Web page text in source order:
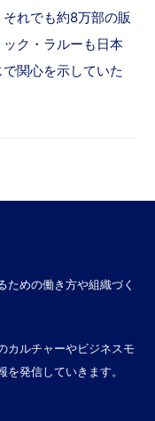
れでも約8万部の販
ク・ラルーも日本
関心を示していた
ための働き方や組織づく
カルチャーやビジネスモ
発信していきます。